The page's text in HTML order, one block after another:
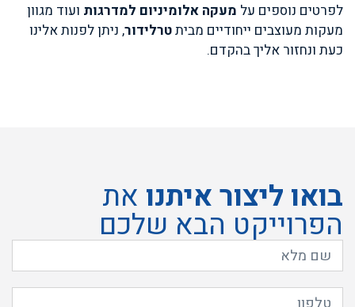
לפרטים נוספים על מעקה אלומיניום למדרגות ועוד מגוון
מעקות מעוצבים ייחודיים מביתטרלידור, ניתן לפנות אלינו
כעת ונחזור אליך בהקדם.
בואו ליצור איתנו את
הפרוייקט הבא שלכם